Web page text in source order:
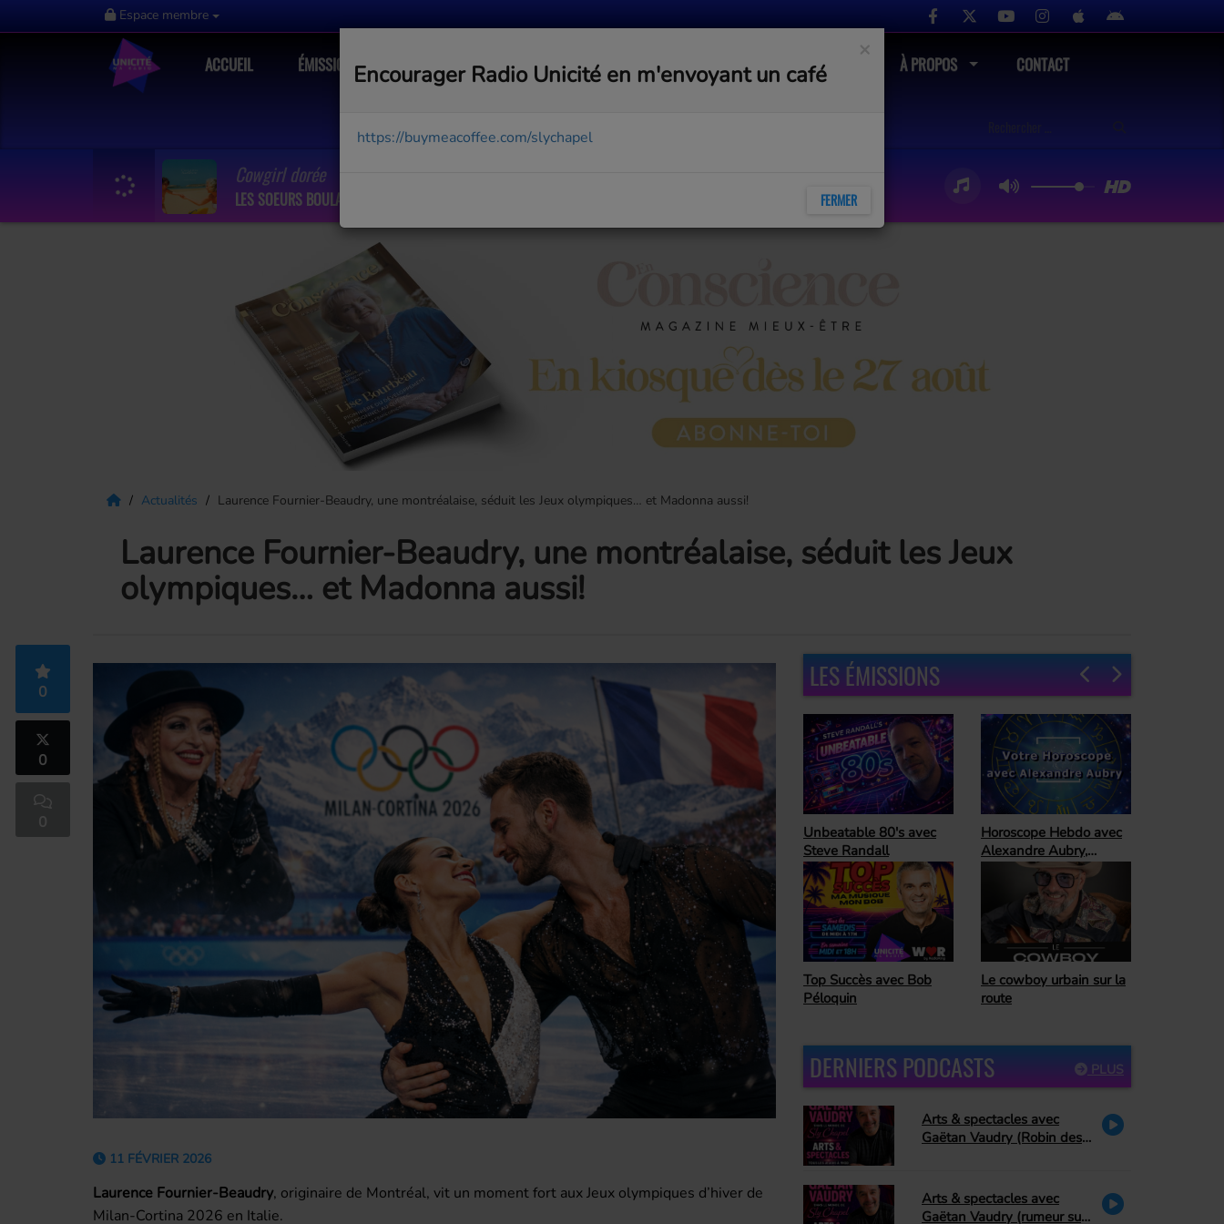
Espace membre
ACCUEIL ÉMISSIONS MUSIQUE ACTUALITÉS MÉDIAS COMMUNAUTÉ À PROPOS CONTACT
Cowgirl dorée
LES SOEURS BOULAY
Actualités Laurence Fournier-Beaudry, une montréalaise, séduit les Jeux olympiques… et Madonna aussi!
Laurence Fournier-Beaudry, une montréalaise, séduit les Jeux
olympiques… et Madonna aussi!
0
0
0
11 FÉVRIER 2026
Laurence Fournier-Beaudry, originaire de Montréal, vit un moment fort aux Jeux olympiques d’hiver de
Milan-Cortina 2026 en Italie.
LES ÉMISSIONS
Unbeatable 80's avec
Steve Randall
Top Succès avec Bob
Péloquin
Horoscope Hebdo avec
Alexandre Aubry,
astrologue
Le cowboy urbain sur la
route
Ready For The
Weekend
Horoscope Hebdo avec
Alexandre Aubry,
PLUS
DERNIERS PODCASTS
Arts & spectacles avec
Gaëtan Vaudry (Robin des
rend hommage à Bonnie
Tyler)
Arts & spectacles avec
Gaëtan Vaudry (rumeur sur
×
Encourager Radio Unicité en m'envoyant un café
https://buymeacoffee.com/slychapel
FERMER